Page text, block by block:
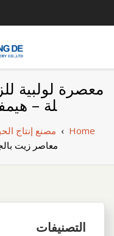
معصرة لولبية
لة –
Home
› مصنع إنتاج
معاصر زيت
التصنيفات